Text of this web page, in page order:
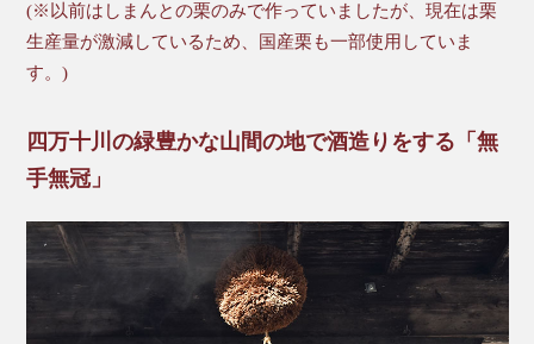
(※以前はしまんとの栗のみで作っていましたが、現在は栗
生産量が激減しているため、国産栗も一部使用していま
す。)
四万十川の緑豊かな山間の地で酒造りをする「無
手無冠」